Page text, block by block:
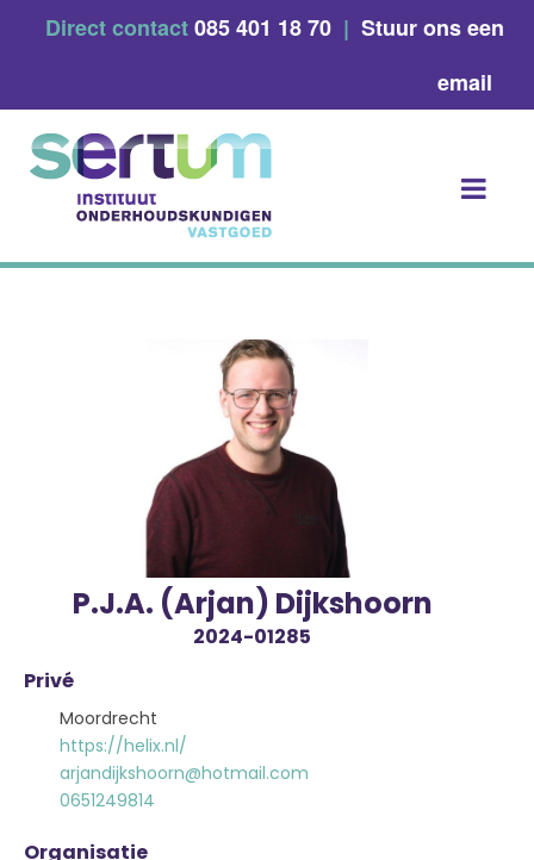
Direct contact085 401 18 70 | Stuur ons een
email
P.J.A. (Arjan) Dijkshoorn
2024-01285
Privé
Moordrecht
https://helix.nl/
arjandijkshoorn@hotmail.com
0651249814
Organisatie